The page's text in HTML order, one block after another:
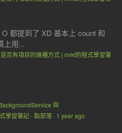
都提到了 XD 基本上 count 和
上用...
否有項目的幾種方式 | mrkt的程式學習筆
與
學習筆記 - 點部落· 1 year ago